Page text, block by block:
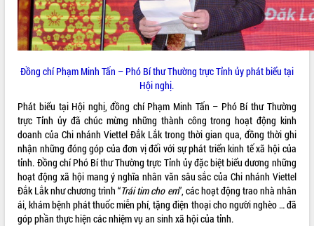
VIDEO
Đồng chí Phạm Minh Tấn – Phó Bí thư Thường trực Tỉnh ủy phát biểu tại
Hội nghị.
Phát biểu tại Hội nghị, đồng chí Phạm Minh Tấn – Phó Bí thư Thường
trực Tỉnh ủy đã chúc mừng những thành công trong hoạt động kinh
doanh của Chi nhánh Viettel Đắk Lắk trong thời gian qua, đồng thời ghi
nhận những đóng góp của đơn vị đối với sự phát triển kinh tế xã hội của
tỉnh. Đồng chí Phó Bí thư Thường trực Tỉnh ủy đặc biệt biểu dương những
hoạt động xã hội mang ý nghĩa nhân văn sâu sắc của Chi nhánh Viettel
Đắk Lắk như chương trình “Trái tim cho em”, các hoạt động trao nhà nhân
ái, khám bệnh phát thuốc miễn phí, tặng điện thoại cho người nghèo … đã
góp phần thực hiện các nhiệm vụ an sinh xã hội của tỉnh.